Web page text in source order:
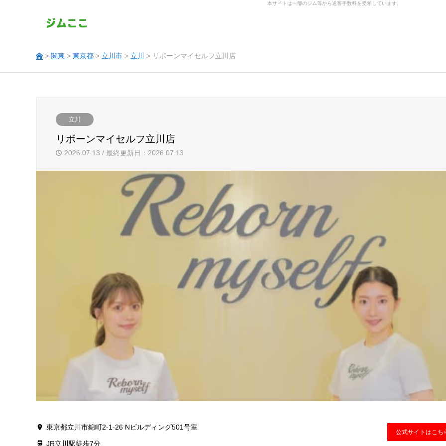
本サイトは一部のジム等から送客手数料を受領しています。
> 関東 > 東京都 > 立川市 > 立川 > リボーンマイセルフ立川店
立川
リボーンマイセルフ立川店
2026.07.13 / 最終更新日：2026.07.13
東京都立川市錦町2-1-26 Nビルディング501号室
JR立川駅徒歩7分
公式サイトはこち